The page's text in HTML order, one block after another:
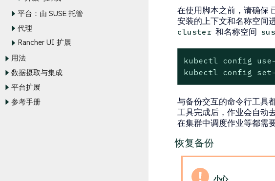
平台：由 SUSE 托管
代理
Rancher UI 扩展
用法
数据摄取与集成
平台扩展
参考手册
在使用脚本之前，请确保
安装的上下文和名称空间
cluster 和名称空间
kubectl config
kubectl config
与备份交互的命令行工具
工具完成后，作业会自动
在集群中调度作业等都需
恢复备份